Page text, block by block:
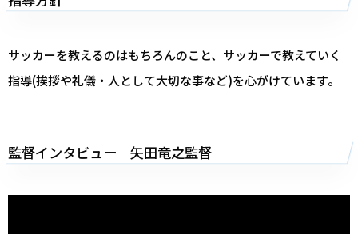
サッカーを教えるのはもちろんのこと、サッカーで教えていく
指導(挨拶や礼儀・人として大切な事など)を心がけています。
監督インタビュー 矢田竜之監督